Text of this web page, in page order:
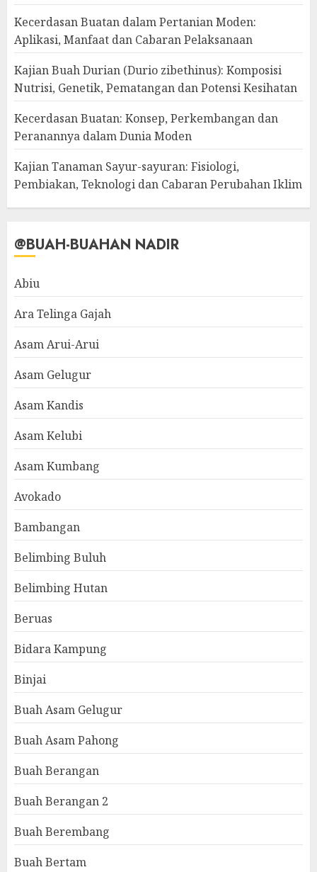
Kecerdasan Buatan dalam Pertanian Moden:
Aplikasi, Manfaat dan Cabaran Pelaksanaan
Kajian Buah Durian (Durio zibethinus): Komposisi
Nutrisi, Genetik, Pematangan dan Potensi Kesihatan
Kecerdasan Buatan: Konsep, Perkembangan dan
Peranannya dalam Dunia Moden
Kajian Tanaman Sayur-sayuran: Fisiologi,
Pembiakan, Teknologi dan Cabaran Perubahan Iklim
@BUAH-BUAHAN NADIR
Abiu
Ara Telinga Gajah
Asam Arui-Arui
Asam Gelugur
Asam Kandis
Asam Kelubi
Asam Kumbang
Avokado
Bambangan
Belimbing Buluh
Belimbing Hutan
Beruas
Bidara Kampung
Binjai
Buah Asam Gelugur
Buah Asam Pahong
Buah Berangan
Buah Berangan 2
Buah Berembang
Buah Bertam